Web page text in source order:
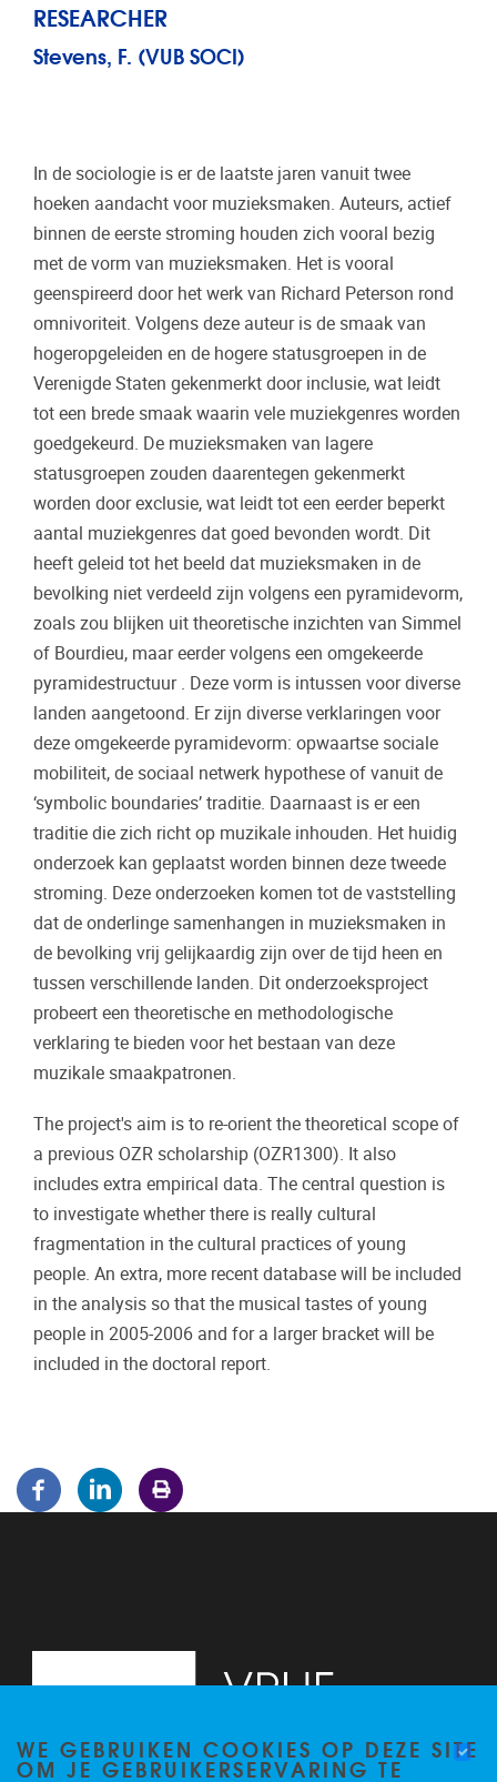
RESEARCHER
Stevens, F. (VUB SOCI)
In de sociologie is er de laatste jaren vanuit twee
hoeken aandacht voor muzieksmaken. Auteurs, actief
binnen de eerste stroming houden zich vooral bezig
met de vorm van muzieksmaken. Het is vooral
geenspireerd door het werk van Richard Peterson rond
omnivoriteit. Volgens deze auteur is de smaak van
hogeropgeleiden en de hogere statusgroepen in de
Verenigde Staten gekenmerkt door inclusie, wat leidt
tot een brede smaak waarin vele muziekgenres worden
goedgekeurd. De muzieksmaken van lagere
statusgroepen zouden daarentegen gekenmerkt
worden door exclusie, wat leidt tot een eerder beperkt
aantal muziekgenres dat goed bevonden wordt. Dit
heeft geleid tot het beeld dat muzieksmaken in de
bevolking niet verdeeld zijn volgens een pyramidevorm,
zoals zou blijken uit theoretische inzichten van Simmel
of Bourdieu, maar eerder volgens een omgekeerde
pyramidestructuur . Deze vorm is intussen voor diverse
landen aangetoond. Er zijn diverse verklaringen voor
deze omgekeerde pyramidevorm: opwaartse sociale
mobiliteit, de sociaal netwerk hypothese of vanuit de
‘symbolic boundaries’ traditie. Daarnaast is er een
traditie die zich richt op muzikale inhouden. Het huidig
onderzoek kan geplaatst worden binnen deze tweede
stroming. Deze onderzoeken komen tot de vaststelling
dat de onderlinge samenhangen in muzieksmaken in
de bevolking vrij gelijkaardig zijn over de tijd heen en
tussen verschillende landen. Dit onderzoeksproject
probeert een theoretische en methodologische
verklaring te bieden voor het bestaan van deze
muzikale smaakpatronen.
The project's aim is to re-orient the theoretical scope of
a previous OZR scholarship (OZR1300). It also
includes extra empirical data. The central question is
to investigate whether there is really cultural
fragmentation in the cultural practices of young
people. An extra, more recent database will be included
in the analysis so that the musical tastes of young
people in 2005-2006 and for a larger bracket will be
included in the doctoral report.
WE GEBRUIKEN COOKIES OP DEZE SITE
OM JE GEBRUIKERSERVARING TE